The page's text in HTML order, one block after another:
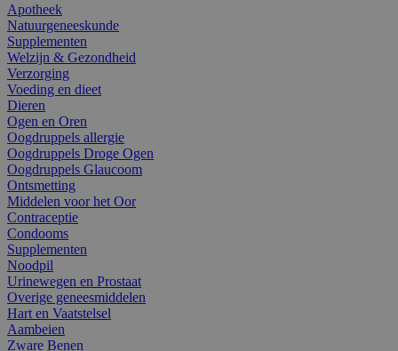
Apotheek
Natuurgeneeskunde
Supplementen
Welzijn & Gezondheid
Verzorging
Voeding en dieet
Dieren
Ogen en Oren
Oogdruppels allergie
Oogdruppels Droge Ogen
Oogdruppels Glaucoom
Ontsmetting
Middelen voor het Oor
Contraceptie
Condooms
Supplementen
Noodpil
Urinewegen en Prostaat
Overige geneesmiddelen
Hart en Vaatstelsel
Aambeien
Zware Benen